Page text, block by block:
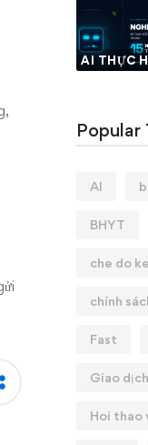
Popular
AI
BHYT
che do
chính
Fast
Giao
Hoi thao